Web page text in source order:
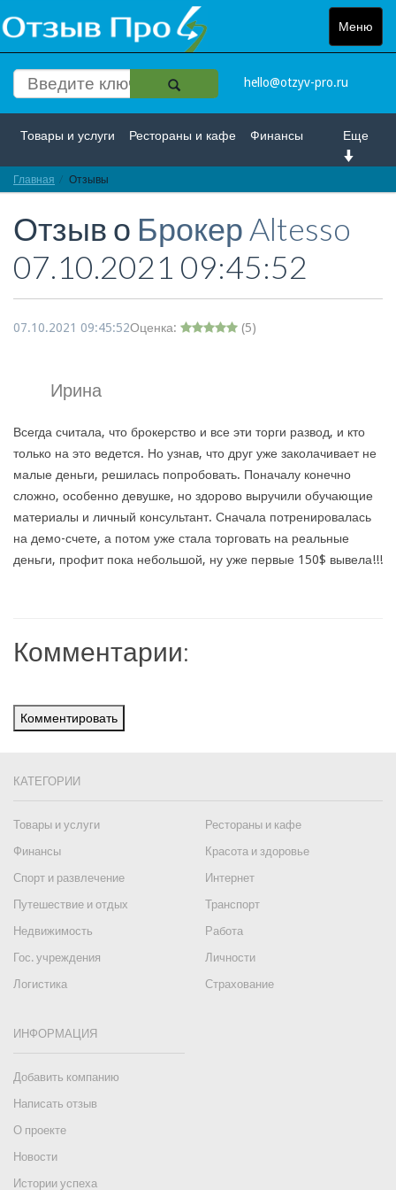
Меню
Toggle
hello@otzyv-pro.ru
Еще
Товары и услуги Рестораны и кафе Финансы
Красота и здоровье
Интернет Путешествие и отдых Транспорт
Недвижимость Работа Гос. учреждения
Главная Отзывы
Отзыв о Брокер Altesso
07.10.2021 09:45:52
07.10.2021 09:45:52Оценка: (5)
Ирина
Всегда считала, что брокерство и все эти торги развод, и кто
только на это ведется. Но узнав, что друг уже заколачивает не
малые деньги, решилась попробовать. Поначалу конечно
сложно, особенно девушке, но здорово выручили обучающие
материалы и личный консультант. Сначала потренировалась
на демо-счете, а потом уже стала торговать на реальные
деньги, профит пока небольшой, ну уже первые 150$ вывела!!!
Комментарии:
Комментировать
КАТЕГОРИИ
Товары и услуги
Рестораны и кафе
Финансы
Красота и здоровье
Спорт и развлечение
Интернет
Путешествие и отдых
Транспорт
Недвижимость
Работа
Гос. учреждения
Личности
Логистика
Страхование
ИНФОРМАЦИЯ
Добавить компанию
Написать отзыв
О проекте
Новости
Истории успеха